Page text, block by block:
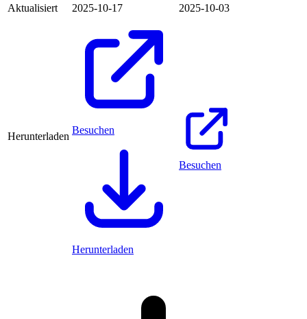
Aktualisiert
2025-10-17 2025-10-03
Herunterladen
Besuchen
Herunterladen
Besuchen